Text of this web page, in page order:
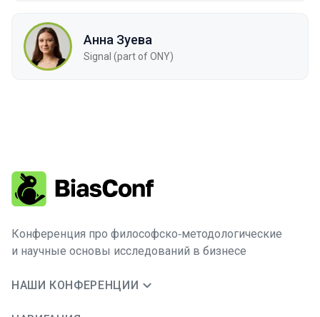
Анна Зуева
Signal (part of ONY)
Конференция про философско‑методологические
и научные основы исследований в бизнесе
НАШИ КОНФЕРЕНЦИИ